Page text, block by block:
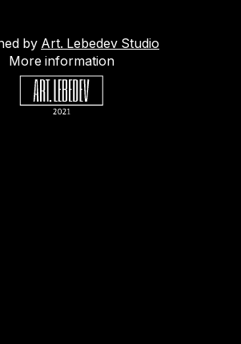
by Art. Lebedev Studio
More information